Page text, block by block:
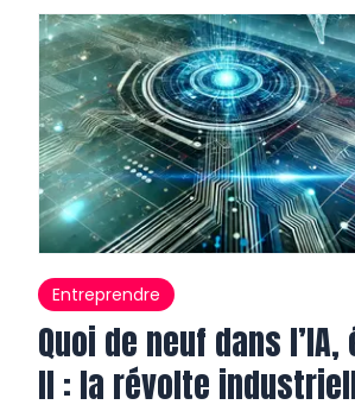
Entreprendre
Quoi de neuf dans
II : la révolte